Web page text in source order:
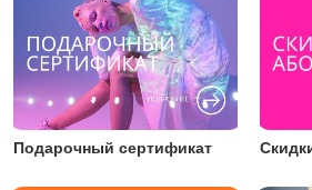
Подарочный сертификат